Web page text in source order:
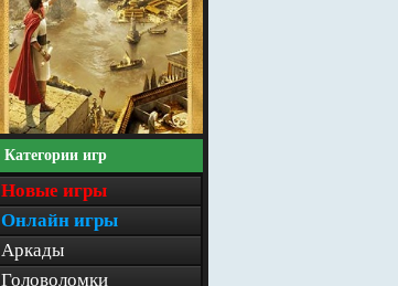
Категории игр
Новые игры
Онлайн игры
Аркады
Головоломки